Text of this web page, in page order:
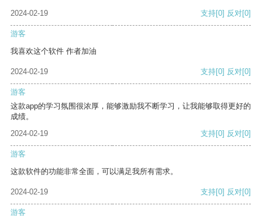
2024-02-19 支持[0] 反对[0]
游客
我喜欢这个软件 作者加油
2024-02-19 支持[0] 反对[0]
游客
这款app的学习氛围很浓厚，能够激励我不断学习，让我能够取得更好的
成绩。
2024-02-19
支持[0] 反对[0]
游客
这款软件的功能非常全面，可以满足我所有需求。
2024-02-19 支持[0] 反对[0]
游客